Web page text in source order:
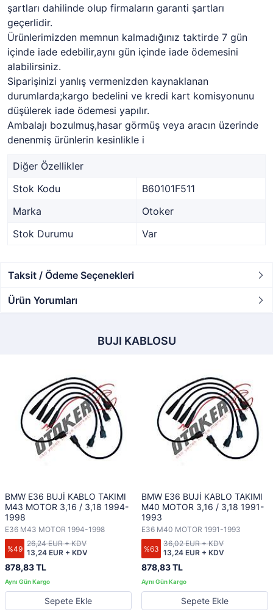
şartları dahilinde olup firmaların garanti şartları
geçerlidir.
Ürünlerimizden memnun kalmadığınız taktirde 7 gün
içinde iade edebilir,aynı gün içinde iade ödemesini
alabilirsiniz.
Siparişinizi yanlış vermenizden kaynaklanan
durumlarda;kargo bedelini ve kredi kart komisyonunu
düşülerek iade ödemesi yapılır.
Ambalajı bozulmuş,hasar görmüş veya aracın üzerinde
denenmiş ürünlerin kesinlikle i
Diğer Özellikler
Stok Kodu
B60101F511
Marka
Otoker
Stok Durumu
Var
Taksit / Ödeme Seçenekleri
Ürün Yorumları
BUJI KABLOSU
BMW E36 BUJİ KABLO TAKIMI
M43 MOTOR 3,16 / 3,18 1994-
1998
E36 M43 MOTOR 1994-1998
%49
878,83 TL
13,24 EUR + KDV
26,24 EUR + KDV
Sepete Ekle
BMW E36 BUJİ KABLO TAKIMI
M40 MOTOR 3,16 / 3,18 1991-
1993
E36 M40 MOTOR 1991-1993
%63
878,83 TL
13,24 EUR + KDV
36,02 EUR + KDV
Sepete Ekle